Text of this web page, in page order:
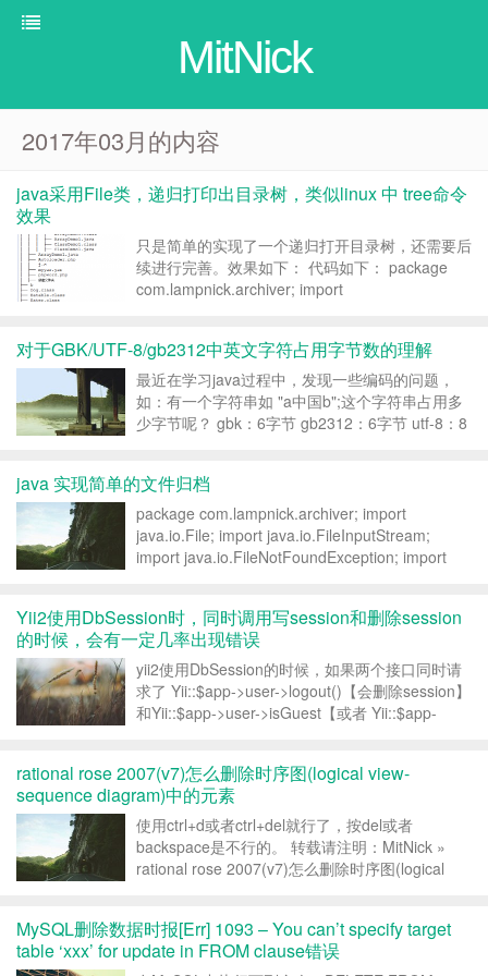
MitNick
2017年03月的内容
java采用File类，递归打印出目录树，类似linux 中 tree命令
效果
只是简单的实现了一个递归打开目录树，还需要后
续进行完善。效果如下： 代码如下： package
com.lampnick.archiver; import
对于GBK/UTF-8/gb2312中英文字符占用字节数的理解
最近在学习java过程中，发现一些编码的问题，
如：有一个字符串如 "a中国b";这个字符串占用多
少字节呢？ gbk：6字节 gb2312：6字节 utf-8：8
因为半角下...
java 实现简单的文件归档
package com.lampnick.archiver; import
java.io.File; import java.io.FileInputStream;
import java.io.FileNotFoundException; import
Yii2使用DbSession时，同时调用写session和删除session
的时候，会有一定几率出现错误
yii2使用DbSession的时候，如果两个接口同时请
求了 Yii::$app->user->logout()【会删除session】
和Yii::$app->user->isGuest【或者 Yii::$app-
rational rose 2007(v7)怎么删除时序图(logical view-
sequence diagram)中的元素
使用ctrl+d或者ctrl+del就行了，按del或者
backspace是不行的。 转载请注明：MitNick »
rational rose 2007(v7)怎么删除时序图(logical
MySQL删除数据时报[Err] 1093 – You can’t specify target
table ‘xxx’ for update in FROM clause错误